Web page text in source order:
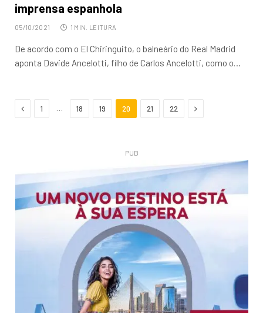
imprensa espanhola
05/10/2021 1 MIN. LEITURA
De acordo com o El Chiringuito, o balneário do Real Madrid
aponta Davide Ancelotti, filho de Carlos Ancelotti, como o…
Anterior
1 18 19 20 21 22 Próximo
PUB